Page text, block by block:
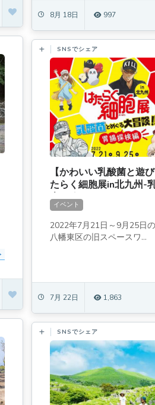
8月 18日 997
SNSでシェア
【かわいい乳酸菌と遊
たらく細胞展in北九州-
大冒険
イベント
2022年7月21日～9月25日
八幡東区の旧スペースワ...
7月 22日 1,863
SNSでシェア